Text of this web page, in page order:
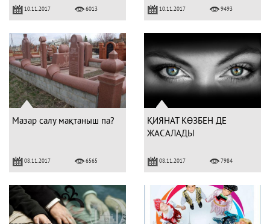
10.11.2017 6013 10.11.2017 9493
Мазар салу мақтаныш па?
08.11.2017 6565
ҚИЯНАТ КӨЗБЕН ДЕ
ЖАСАЛАДЫ
08.11.2017 7984